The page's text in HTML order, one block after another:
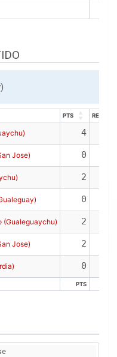
PTS
REB
PTS
4
Jose) 0
2
0
(Gualeguaychu) 2
Jose) 2
0
PTS